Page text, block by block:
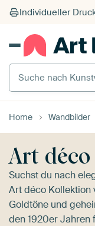
Suche nach
Home Wandbilder
Art déco
Suchst du nach
Art déco Kollektion
Goldtöne und
den 1920er Jahren